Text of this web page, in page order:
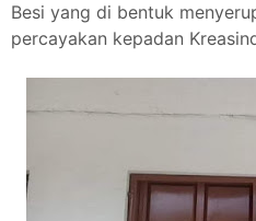
Besi yang di bentuk
percayakan kepadan